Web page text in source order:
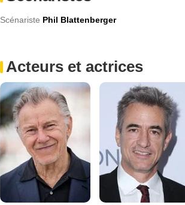
Scénariste Phil Blattenberger
Acteurs et actrices